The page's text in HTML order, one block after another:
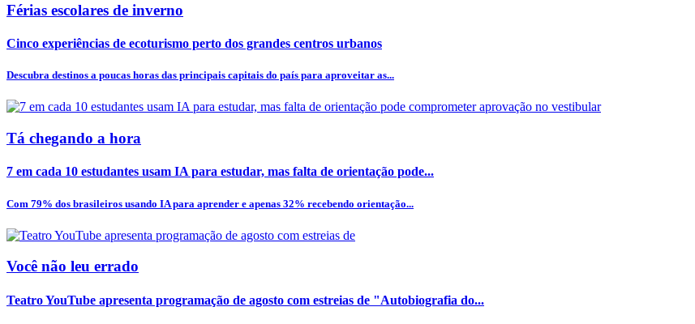
Férias escolares de inverno
Cinco experiências de ecoturismo perto dos grandes centros urbanos
Descubra destinos a poucas horas das principais capitais do país para aproveitar as...
Tá chegando a hora
7 em cada 10 estudantes usam IA para estudar, mas falta de orientação pode...
Com 79% dos brasileiros usando IA para aprender e apenas 32% recebendo orientação...
Você não leu errado
Teatro YouTube apresenta programação de agosto com estreias de "Autobiografia do...